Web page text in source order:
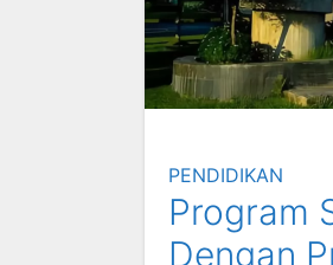
PENDIDIKAN
Program
Dengan